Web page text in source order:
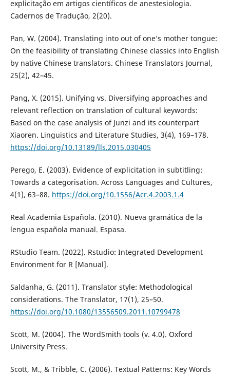
explicitação em artigos científicos de anestesiologia.
Cadernos de Tradução, 2(20).
Pan, W. (2004). Translating into out of one’s mother tongue:
On the feasibility of translating Chinese classics into English
by native Chinese translators. Chinese Translators Journal,
25(2), 42–45.
Pang, X. (2015). Unifying vs. Diversifying approaches and
relevant reflection on translation of cultural keywords:
Based on the case analysis of Junzi and its counterpart
Xiaoren. Linguistics and Literature Studies, 3(4), 169–178.
https://doi.org/10.13189/lls.2015.030405
Perego, E. (2003). Evidence of explicitation in subtitling:
Towards a categorisation. Across Languages and Cultures,
4(1), 63–88. https://doi.org/10.1556/Acr.4.2003.1.4
Real Academia Española. (2010). Nueva gramática de la
lengua española manual. Espasa.
RStudio Team. (2022). Rstudio: Integrated Development
Environment for R [Manual].
Saldanha, G. (2011). Translator style: Methodological
considerations. The Translator, 17(1), 25–50.
https://doi.org/10.1080/13556509.2011.10799478
Scott, M. (2004). The WordSmith tools (v. 4.0). Oxford
University Press.
Scott, M., & Tribble, C. (2006). Textual Patterns: Key Words